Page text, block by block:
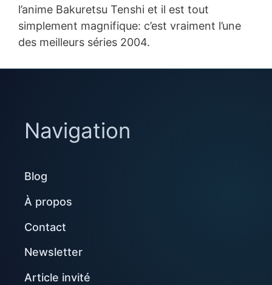
l’anime Bakuretsu Tenshi et il est tout
simplement magnifique: c’est vraiment l’une
des meilleurs séries 2004.
Navigation
Blog
À propos
Contact
Newsletter
Article invité